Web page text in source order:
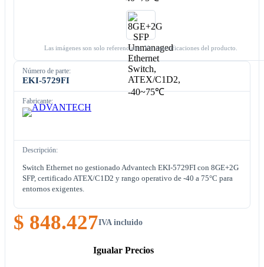
Las imágenes son solo referenciales. Ver especificaciones del producto.
Número de parte:
EKI-5729FI
Fabricante:
Descripción:
Switch Ethernet no gestionado Advantech EKI-5729FI con 8GE+2G
SFP, certificado ATEX/C1D2 y rango operativo de -40 a 75°C para
entornos exigentes.
$ 848.427IVA incluido
Igualar Precios